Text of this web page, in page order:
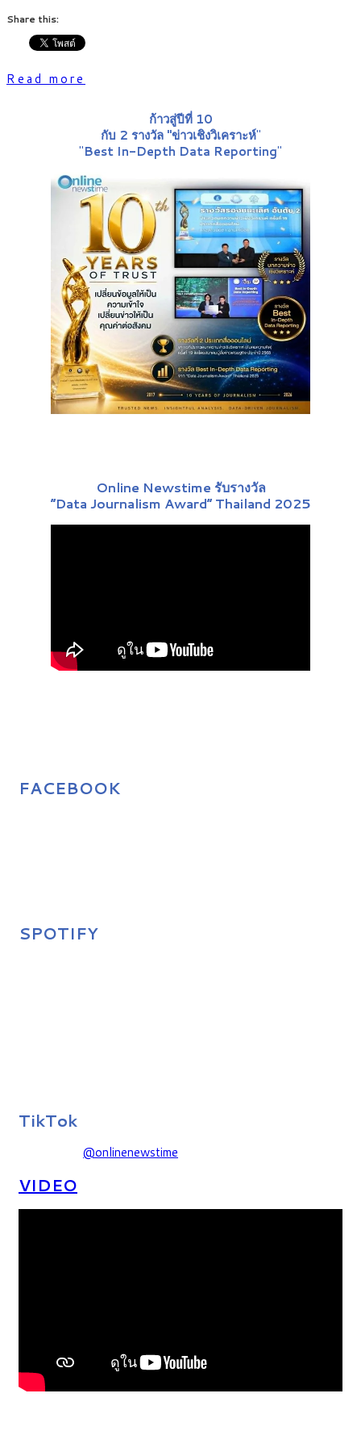
Share this:
Read more
ก้าวสู่ปีที่ 10
กับ 2 รางวัล "ข่าวเชิงวิเคราะห์"
"Best In-Depth Data Reporting"
Online Newstime รับรางวัล
“Data Journalism Award” Thailand 2025
FACEBOOK
SPOTIFY
TikTok
@onlinenewstime
VIDEO